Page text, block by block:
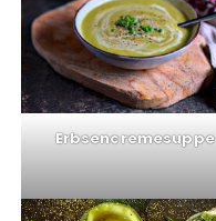
Erbsencremesuppe